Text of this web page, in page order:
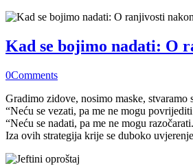
Kad se bojimo nadati: O
0Comments
Gradimo zidove, nosimo maske, stvaramo
“Neću se vezati, pa me ne mogu
“Neću se nadati, pa me ne mogu
Iza ovih strategija krije se duboko